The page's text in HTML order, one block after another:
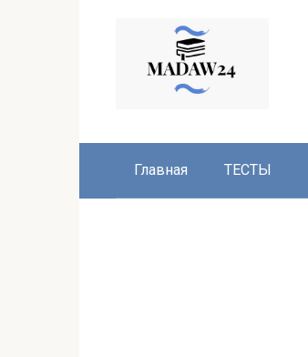
Главная ТЕСТЫ